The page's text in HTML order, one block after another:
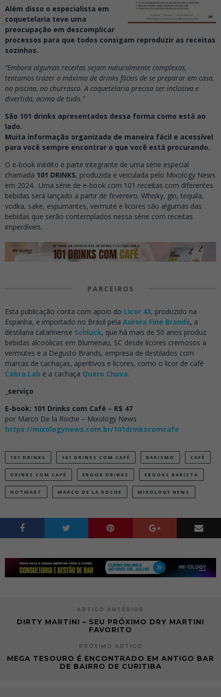
Além disso o especialista em
coquetelaria teve uma
preocupação em descomplicar
processos para que todos consigam reproduzir as receitas
sozinhos.
“Embora algumas receitas sejam naturalmente complexas,
tentamos trazer o máximo de drinks fáceis de se preparar em casa,
na piscina, no churrasco. A coquetelaria precisa ser inclusiva e
divertida, acima de tudo.”
São 101 drinks apresentados dessa forma como está ao
lado.
Muita informação organizada de maneira fácil e acessível
para você sempre encontrar o que você está procurando.
O e-book inédito é parte integrante de uma série especial
chamada 101 DRINKS, produzida e veiculada pelo Mixology News
em 2024. Uma série de e-book com 101 receitas com diferentes
bebidas será lançado a partir de fevereiro. Whisky, gin, tequila,
vodka, sake, espumantes, vermute e licores são algumas das
bebidas que serão contemplados nessa série com receitas
imperdíveis.
PARCEIROS
Esta publicação conta com apoio do Licor 43, produzido na
Espanha, e importado no Brasil pela Aurora Fine Brands, a
destilaria catarinense Schluck, que há mais de 50 anos produz
bebidas alcoólicas em Blumenau, SC desde licores cremosos a
vermutes e a Degusto Brands, empresa de destilados com
marcas de cachaças, aperitivos e licores, como o licor de café
Cabra.Lab e a cachaça Quero Chuva.
_serviço
E-book: 101 Drinks com Café – R$ 47
por Marco De la Roche – Mixology News
https://mixologynews.com.br/101drinkscomcafe
101 DRINKS 101 DRINKS COM CAFÉ BARISMO CAFÉ
DRINKS COM CAFÉ EBOOK DRINKS EBOOKS BARISTA
HOTMART MARCO DE LA ROCHE MIXOLOGY NEWS
ARTIGO ANTERIOR
DIRTY MARTINI – SEU PRÓXIMO DRY MARTINI
FAVORITO
PRÓXIMO ARTIGO
MEGA TESOURO É ENCONTRADO EM ANTIGO BAR
DE BAIRRO DE CURITIBA